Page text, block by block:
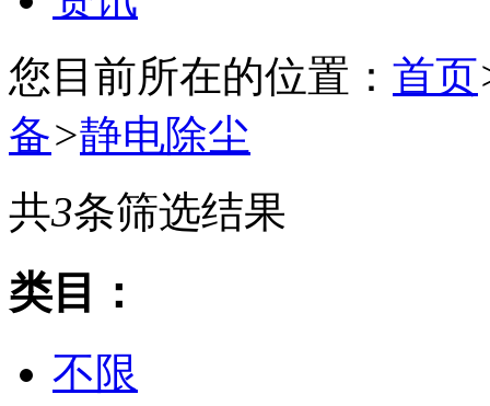
您目前所在的位置： 首页
备>静电除尘
共3条筛选结果
类目：
不限